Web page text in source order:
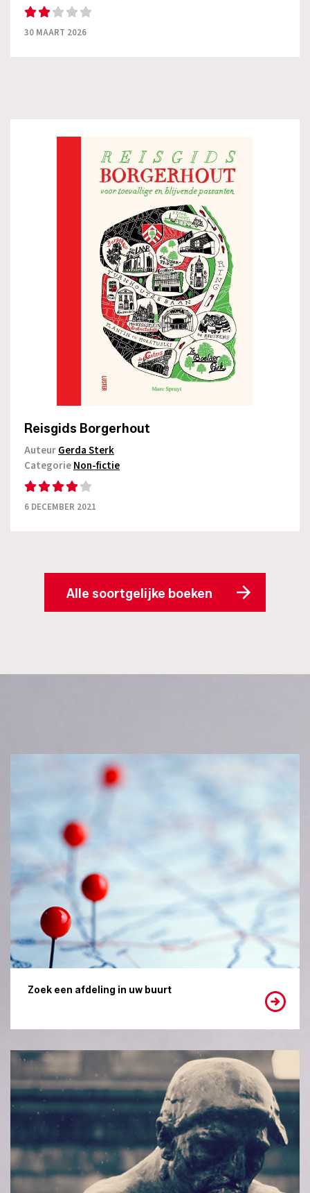
30 MAART 2026
Reisgids Borgerhout
AuteurGerda Sterk
CategorieNon-fictie
6 DECEMBER 2021
Alle soortgelijke boeken
Zoek een afdeling in uw buurt